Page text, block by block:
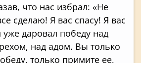
что нас избрал: «Не
сделаю! Я вас спасу! Я вас
даровал победу над
над адом. Вы только
только примите ее,